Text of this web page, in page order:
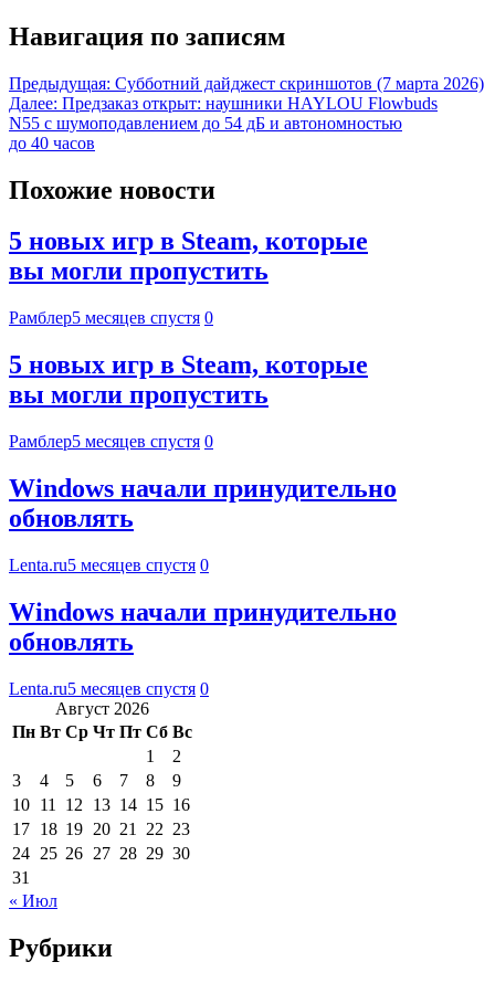
Навигация по записям
Предыдущая: Субботний дайджест скриншотов (7 марта 2026)
Далее: Предзаказ открыт: наушники HAYLOU Flowbuds
N55 с шумоподавлением до 54 дБ и автономностью
до 40 часов
Похожие новости
5 новых игр в Steam, которые
вы могли пропустить
Рамблер5 месяцев спустя 0
5 новых игр в Steam, которые
вы могли пропустить
Рамблер5 месяцев спустя 0
Windows начали принудительно
обновлять
Lenta.ru5 месяцев спустя 0
Windows начали принудительно
обновлять
Lenta.ru5 месяцев спустя 0
Август 2026
Пн Вт Ср Чт Пт Сб Вс
1
2
3
4 5 6 7 8
9
10 11 12 13 14 15 16
17 18 19 20 21 22 23
24 25 26 27 28 29 30
31
« Июл
Рубрики